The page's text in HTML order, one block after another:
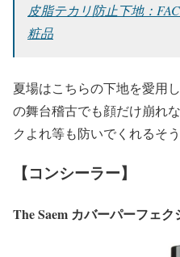
皮脂テカリ防止下地：
粧品
夏場はこちらの下地を愛用
の舞台稽古でも顔だけ崩れ
クよれ等も防いでくれるそ
【コンシーラー】
The Saem カバーパーフェ